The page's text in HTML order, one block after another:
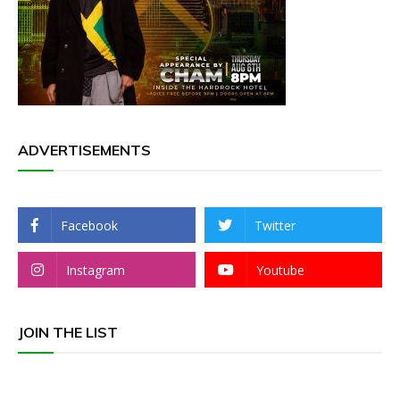
ADVERTISEMENTS
Facebook Twitter
Instagram Youtube
JOIN THE LIST